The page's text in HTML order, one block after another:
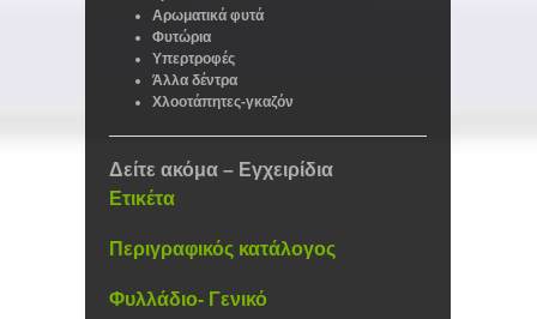
Αρωματικά φυτά
Φυτώρια
Υπερτροφές
Άλλα δέντρα
Χλοοτάπητες-γκαζόν
Δείτε ακόμα – Εγχειρίδια
Ετικέτα
Περιγραφικός κατάλογος
Φυλλάδιο- Γενικό